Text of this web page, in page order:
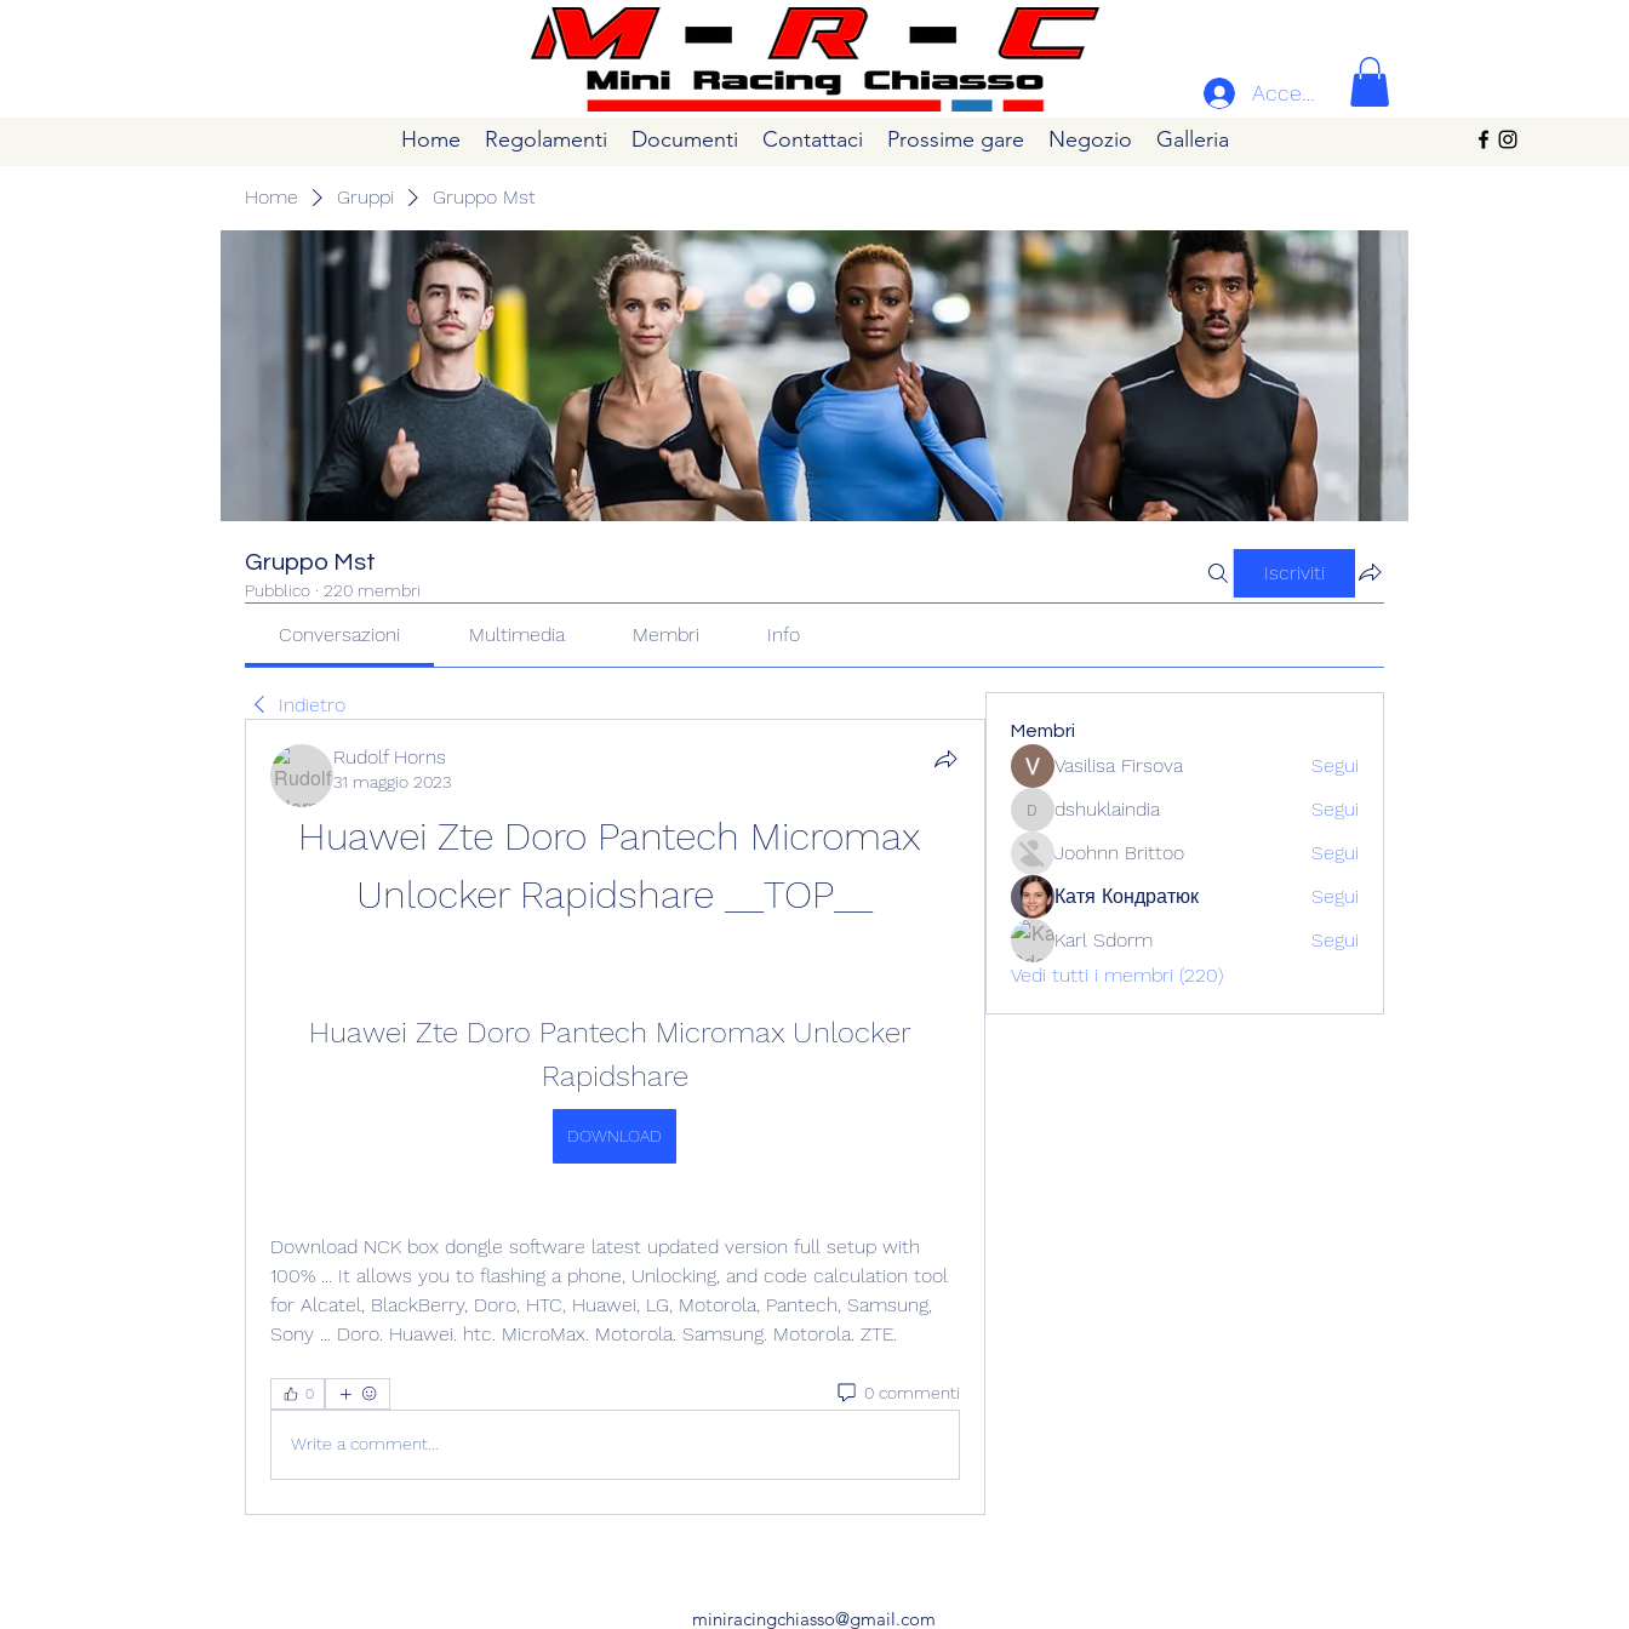
Accedi
Home Regolamenti Documenti Contattaci Prossime gare Negozio Galleria
Home Gruppi Gruppo Mst
Gruppo Mst
Pubblico · 220 membri
Iscriviti
Conversazioni Multimedia Membri Info
Indietro
Rudolf Horns
31 maggio 2023
Huawei Zte Doro Pantech Micromax
Unlocker Rapidshare __TOP__
Huawei Zte Doro Pantech Micromax Unlocker
Rapidshare
DOWNLOAD
Download NCK box dongle software latest updated version full setup with
100% ... It allows you to flashing a phone, Unlocking, and code calculation tool
for Alcatel, BlackBerry, Doro, HTC, Huawei, LG, Motorola, Pantech, Samsung,
Sony ... Doro. Huawei. htc. MicroMax. Motorola. Samsung. Motorola. ZTE.
0 0 commenti
Write a comment...
Membri
Vasilisa Firsova Segui
dshuklaindia
dshuklaindia
Segui
Joohnn Brittoo
Segui
Катя Кондратюк
Segui
Karl Sdorm
Segui
Vedi tutti i membri (220)
miniracingchiasso@gmail.com